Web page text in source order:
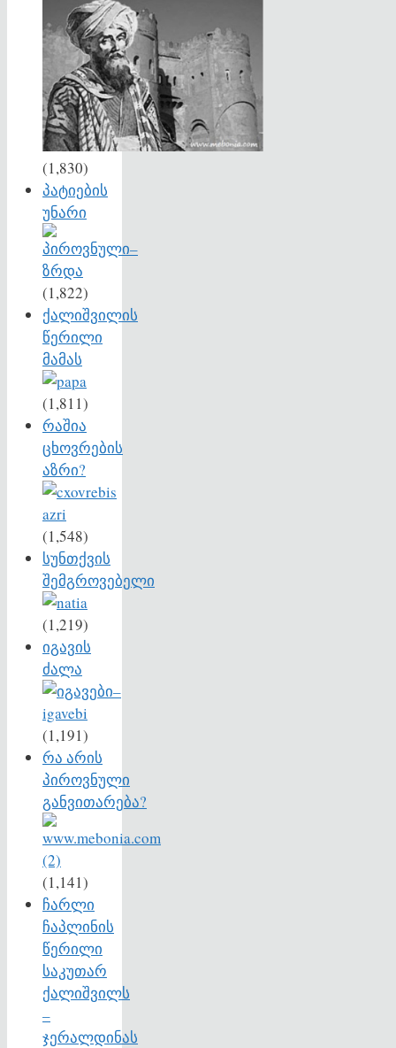
(1,830)
პატიების
უნარი
(1,822)
ქალიშვილის
წერილი
მამას
(1,811)
რაშია
ცხოვრების
აზრი?
(1,548)
სუნთქვის
შემგროვებელი
(1,219)
იგავის
ძალა
(1,191)
რა არის
პიროვნული
განვითარება?
(1,141)
ჩარლი
ჩაპლინის
წერილი
საკუთარ
ქალიშვილს
–
ჯერალდინას